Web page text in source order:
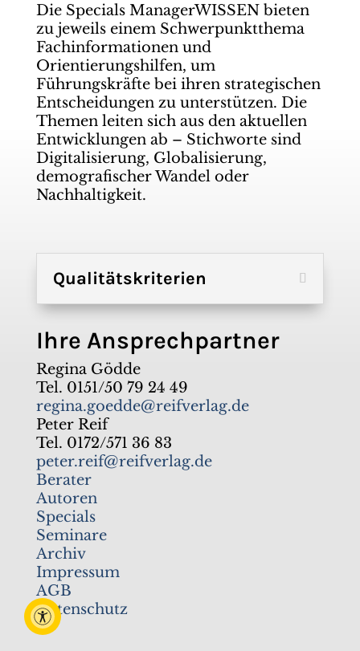
Die Specials ManagerWISSEN bieten
zu jeweils einem Schwerpunktthema
Fachinformationen und
Orientierungshilfen, um
Führungskräfte bei ihren strategischen
Entscheidungen zu unterstützen. Die
Themen leiten sich aus den aktuellen
Entwicklungen ab – Stichworte sind
Digitalisierung, Globalisierung,
demografischer Wandel oder
Nachhaltigkeit.
Qualitätskriterien
Ihre Ansprechpartner
Regina Gödde
Tel. 0151/50 79 24 49
regina.goedde@reifverlag.de
Peter Reif
Tel. 0172/571 36 83
peter.reif@reifverlag.de
Berater
Autoren
Specials
Seminare
Archiv
Impressum
AGB
Datenschutz